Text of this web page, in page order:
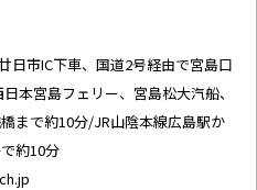
日市IC下車、国道2号経由で宮島口
本宮島フェリー、宮島松大汽船、
まで約10分/JR山陰本線広島駅か
約10分